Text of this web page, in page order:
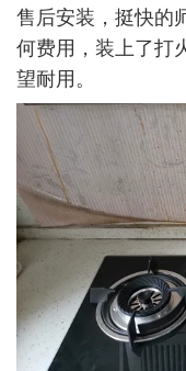
售后安装，挺快的
何费用，装上了打
望耐用。